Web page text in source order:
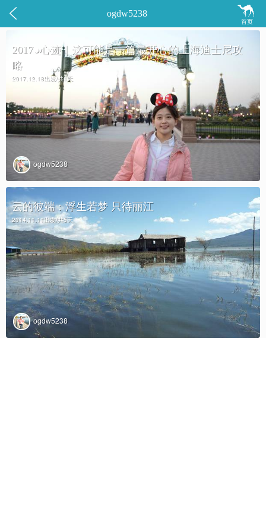
 
首页
ogdw5238
2017●心迹｜这可能是一篇最开心的上海迪士尼攻
略
2017.12.18出发/共1天
ogdw5238
云的彼端：浮生若梦 只待丽江
2014.11.11出发/共5天
ogdw5238